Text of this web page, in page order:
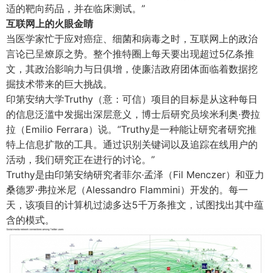
适的靶向药品，并在临床测试。”
互联网上的火眼金睛
当医学家忙于应对癌症、细菌和病毒之时，互联网上的政治
言论已呈燎原之势。整个推特圈上每天要出现超过5亿条推
文，其政治影响力与日俱增，使廉洁政府团体面临着数据挖
掘技术带来的巨大挑战。
印第安纳大学Truthy（意：可信）项目的目标是从这种每日
的信息泛滥中发掘出深层意义，博士后研究员埃米利奥·费拉
拉（Emilio Ferrara）说。“Truthy是一种能让研究者研究推
特上信息扩散的工具。通过识别关键词以及追踪在线用户的
活动，我们研究正在进行的讨论。”
Truthy是由印第安纳研究者菲尔·孟泽（Fil Menczer）和亚力
桑德罗·弗拉米尼（Alessandro Flammini）开发的。每一
天，该项目的计算机过滤多达5千万条推文，试图找出其中蕴
含的模式。